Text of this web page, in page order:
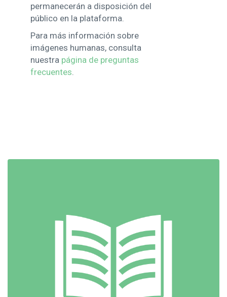
permanecerán a disposición del
público en la plataforma.
Para más información sobre
imágenes humanas, consulta
nuestra página de preguntas
frecuentes.